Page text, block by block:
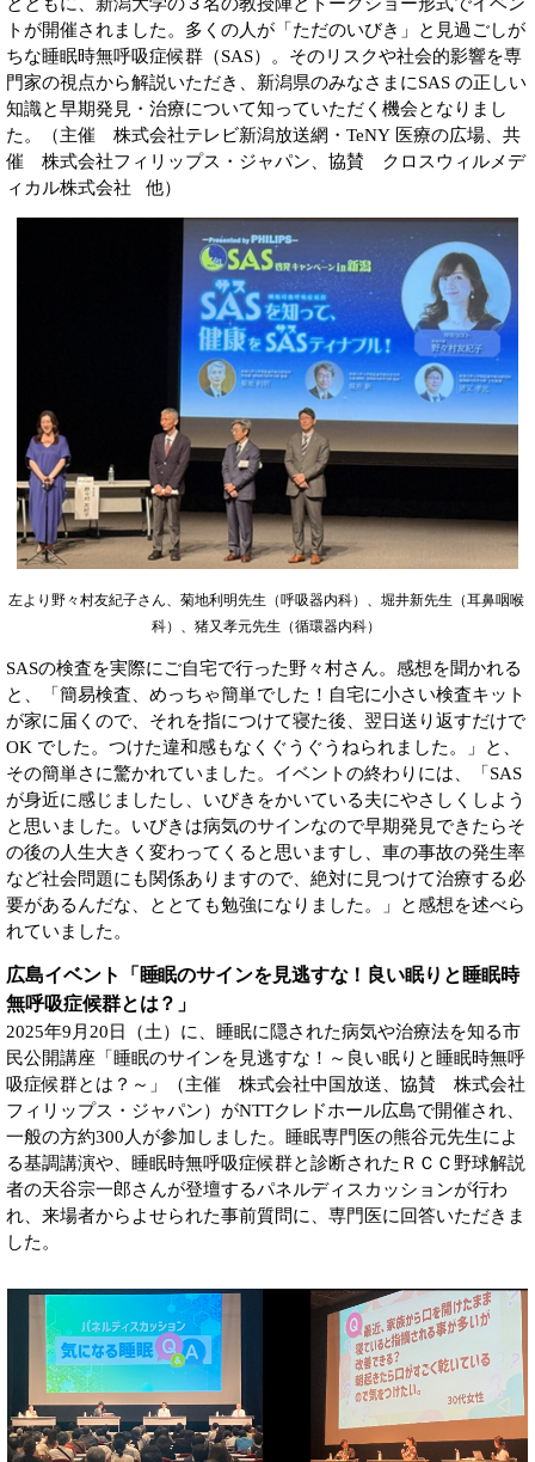
とともに、新潟大学の３名の教授陣とトークショー形式でイベン
トが開催されました。多くの人が「ただのいびき」と見過ごしが
ちな睡眠時無呼吸症候群（SAS）。そのリスクや社会的影響を専
門家の視点から解説いただき、新潟県のみなさまにSAS の正しい
知識と早期発見・治療について知っていただく機会となりまし
た。（主催 株式会社テレビ新潟放送網・TeNY 医療の広場、共
催 株式会社フィリップス・ジャパン、協賛 クロスウィルメデ
ィカル株式会社 他）
左より野々村友紀子さん、菊地利明先生（呼吸器内科）、堀井新先生（耳鼻咽喉
科）、猪又孝元先生（循環器内科）
SASの検査を実際にご自宅で行った野々村さん。感想を聞かれる
と、「簡易検査、めっちゃ簡単でした！自宅に小さい検査キット
が家に届くので、それを指につけて寝た後、翌日送り返すだけで
OK でした。つけた違和感もなくぐうぐうねられました。」と、
その簡単さに驚かれていました。イベントの終わりには、「SAS
が身近に感じましたし、いびきをかいている夫にやさしくしよう
と思いました。いびきは病気のサインなので早期発見できたらそ
の後の人生大きく変わってくると思いますし、車の事故の発生率
など社会問題にも関係ありますので、絶対に見つけて治療する必
要があるんだな、ととても勉強になりました。」と感想を述べら
れていました。
広島イベント「睡眠のサインを見逃すな！良い眠りと睡眠時
無呼吸症候群とは？」
2025年9月20日（土）に、睡眠に隠された病気や治療法を知る市
民公開講座「睡眠のサインを見逃すな！～良い眠りと睡眠時無呼
吸症候群とは？～」（主催 株式会社中国放送、協賛 株式会社
フィリップス・ジャパン）がNTTクレドホール広島で開催され、
一般の方約300人が参加しました。睡眠専門医の熊谷元先生によ
る基調講演や、睡眠時無呼吸症候群と診断されたＲＣＣ野球解説
者の天谷宗一郎さんが登壇するパネルディスカッションが行わ
れ、来場者からよせられた事前質問に、専門医に回答いただきま
した。